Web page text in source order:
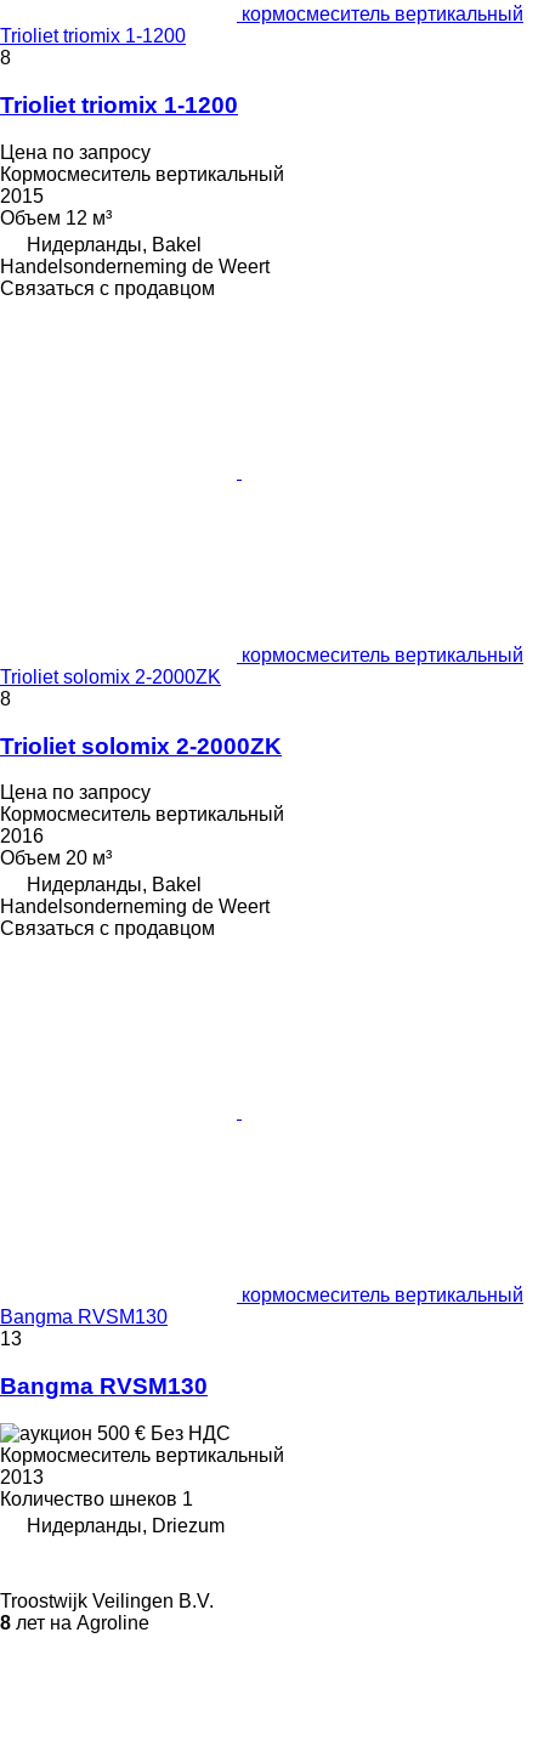
кормосмеситель вертикальный
Trioliet triomix 1-1200
8
Trioliet triomix 1-1200
Цена по запросу
Кормосмеситель вертикальный
2015
Объем 12 м³
Нидерланды, Bakel
Handelsonderneming de Weert
Связаться с продавцом
кормосмеситель вертикальный
Trioliet solomix 2-2000ZK
8
Trioliet solomix 2-2000ZK
Цена по запросу
Кормосмеситель вертикальный
2016
Объем 20 м³
Нидерланды, Bakel
Handelsonderneming de Weert
Связаться с продавцом
кормосмеситель вертикальный
Bangma RVSM130
13
Bangma RVSM130
500 € Без НДС
Кормосмеситель вертикальный
2013
Количество шнеков 1
Нидерланды, Driezum
Troostwijk Veilingen B.V.
8 лет на Agroline